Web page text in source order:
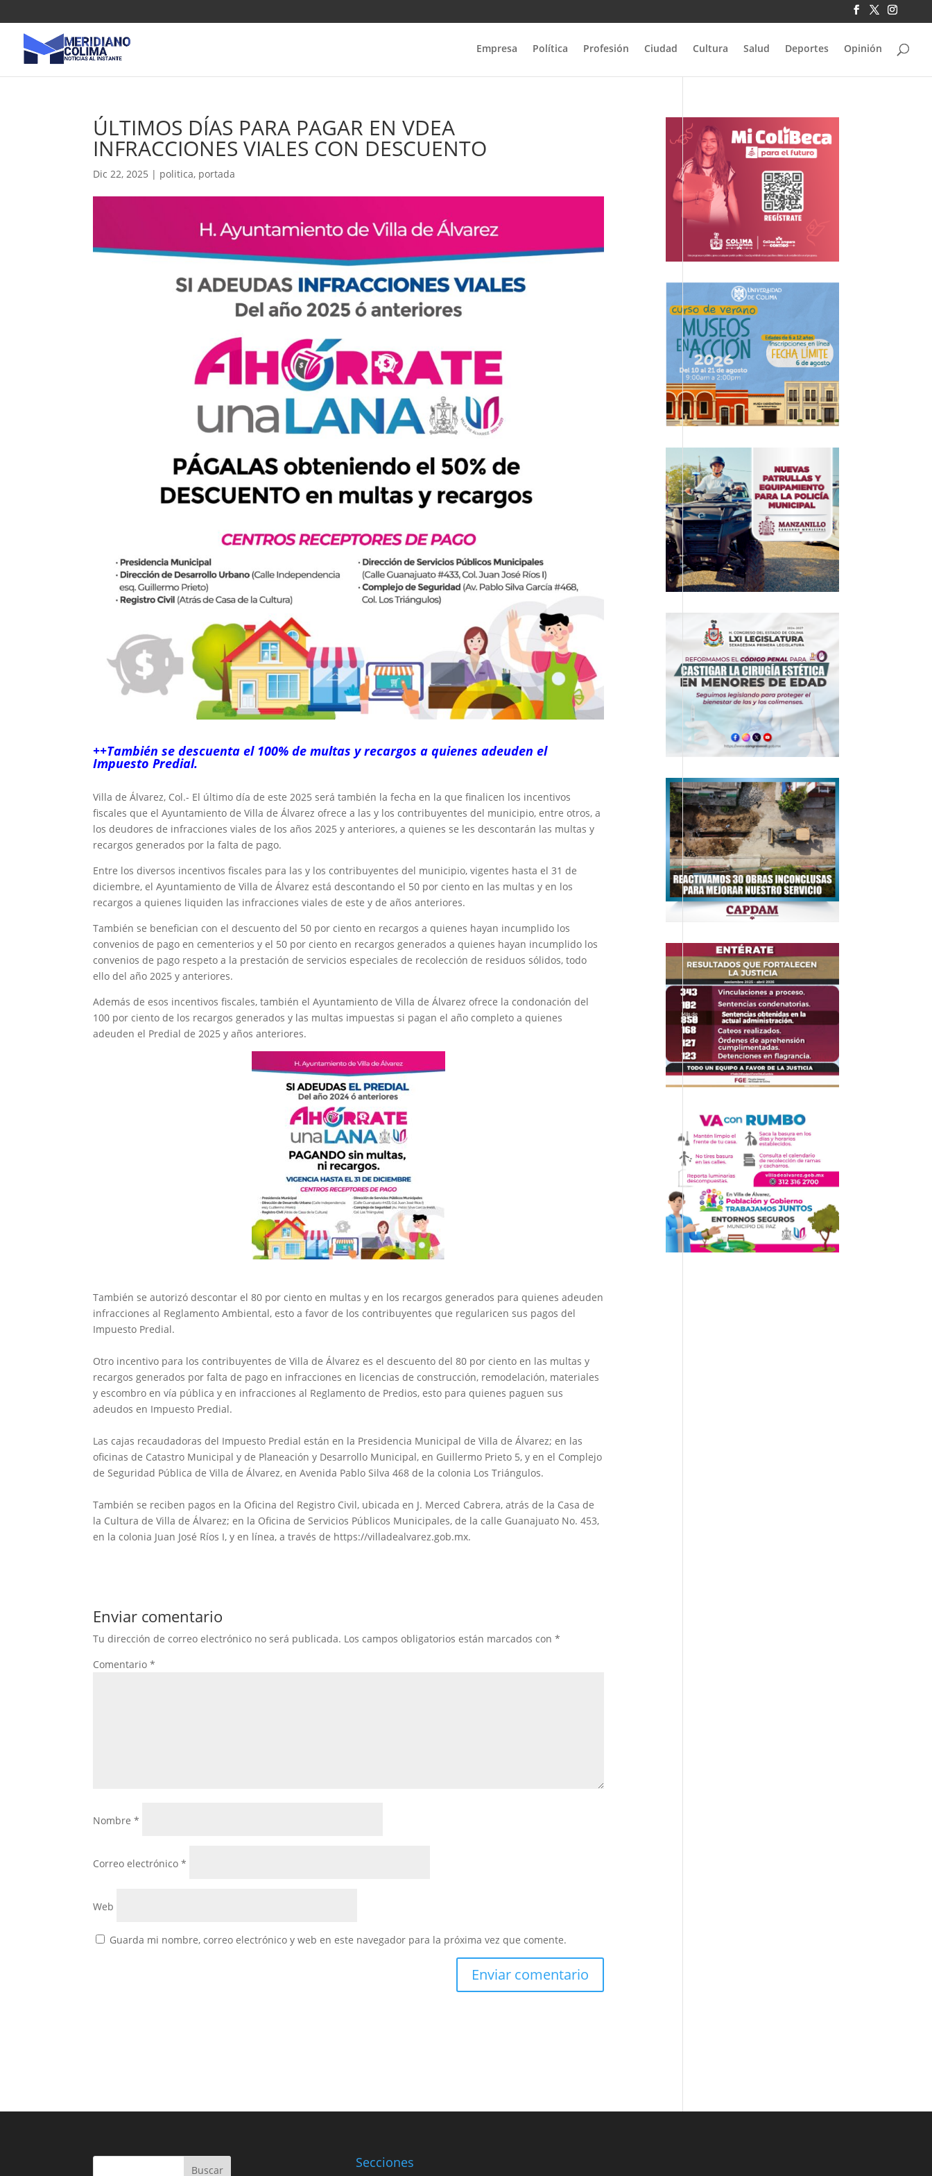
Empresa Política Profesión Ciudad Cultura Salud Deportes Opinión
ÚLTIMOS DÍAS PARA PAGAR EN VDEA
INFRACCIONES VIALES CON DESCUENTO
Dic 22, 2025 | politica, portada
++También se descuenta el 100% de multas y recargos a quienes adeuden el
Impuesto Predial.
‎Villa de Álvarez, Col.- El último día de este 2025 será también la fecha en la que finalicen los incentivos
fiscales que el Ayuntamiento de Villa de Álvarez ofrece a las y los contribuyentes del municipio, entre otros, a
los deudores de infracciones viales de los años 2025 y anteriores, a quienes se les descontarán las multas y
recargos generados por la falta de pago.
Entre los diversos incentivos fiscales para las y los contribuyentes del municipio, vigentes hasta el 31 de
diciembre, el Ayuntamiento de Villa de Álvarez está‎ descontando el 50 por ciento en las multas y en los
recargos a quienes liquiden las infracciones viales de este y de años anteriores.
También se benefician con el descuento del 50 por ciento en recargos a quienes hayan incumplido los
convenios de pago en cementerios y el 50 por ciento en recargos generados a quienes hayan incumplido los
convenios de pago respeto a la prestación de servicios especiales de recolección de residuos sólidos, todo
ello del año 2025 y anteriores.
Además de esos incentivos fiscales, también el Ayuntamiento de Villa de Álvarez ofrece la condonación del
100 por ciento de los recargos generados y las multas impuestas si pagan el año completo a quienes
adeuden el Predial de 2025 y años anteriores.
‎También se autorizó descontar el 80 por ciento en multas y en los recargos generados para quienes adeuden
infracciones al Reglamento Ambiental, esto a favor de los contribuyentes que regularicen sus pagos del
Impuesto Predial.
‎Otro incentivo para los contribuyentes de Villa de Álvarez es el descuento del 80 por ciento en las multas y
recargos generados por falta de pago en infracciones en licencias de construcción, remodelación, materiales
y escombro en vía pública y en infracciones al Reglamento de Predios, esto para quienes paguen sus
adeudos en Impuesto Predial.
‎‎Las cajas recaudadoras del Impuesto Predial están en la Presidencia Municipal de Villa de Álvarez; en las
oficinas de Catastro Municipal y de Planeación y Desarrollo Municipal, en Guillermo Prieto 5, y en el Complejo
de Seguridad Pública de Villa de Álvarez, en Avenida Pablo Silva 468 de la colonia Los Triángulos.
‎También se reciben pagos en la Oficina del Registro Civil, ubicada en J. Merced Cabrera, atrás de la Casa de
la Cultura de Villa de Álvarez; en la Oficina de Servicios Públicos Municipales, de la calle Guanajuato No. 453,
en la colonia Juan José Ríos I, y en línea, a través de https://villadealvarez.gob.mx.
Enviar comentario
Tu dirección de correo electrónico no será publicada. Los campos obligatorios están marcados con*
Comentario*
Nombre*
Correo electrónico*
Web
Guarda mi nombre, correo electrónico y web en este navegador para la próxima vez que comente.
Buscar Secciones